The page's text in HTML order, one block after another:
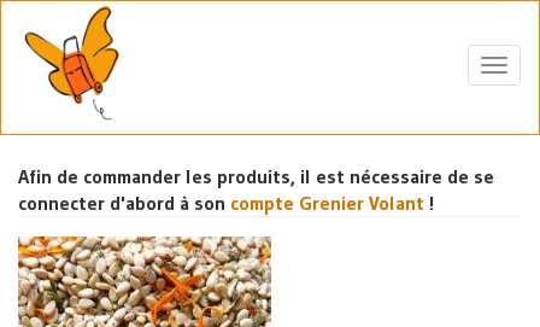
contenu
principal
Afin de commander les produits, il est nécessaire de se
connecter d'abord à son compte Grenier Volant !